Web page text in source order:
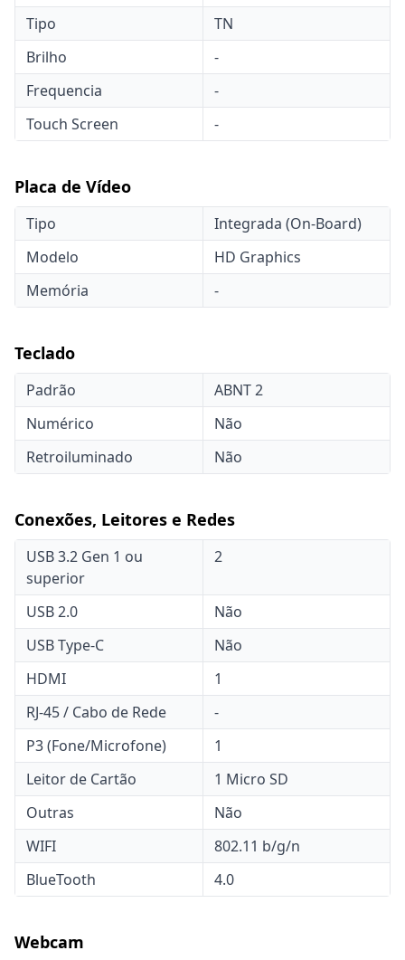
Tipo
TN
Brilho
-
Frequencia
-
Touch Screen
-
Placa de Vídeo
Tipo
Integrada (On-Board)
Modelo
HD Graphics
Memória
-
Teclado
Padrão
ABNT 2
Numérico
Não
Retroiluminado
Não
Conexões, Leitores e Redes
USB 3.2 Gen 1 ou
superior
2
USB 2.0
Não
USB Type-C
Não
HDMI
1
RJ-45 / Cabo de Rede
-
P3 (Fone/Microfone)
1
Leitor de Cartão
1 Micro SD
Outras
Não
WIFI
802.11 b/g/n
BlueTooth
4.0
Webcam